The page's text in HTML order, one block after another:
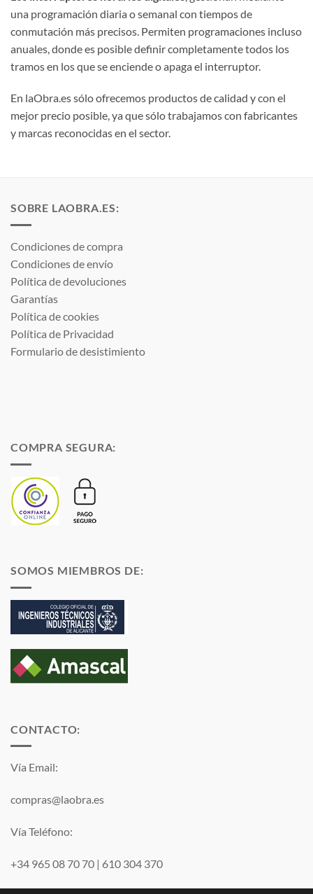
una programación diaria o semanal con tiempos de
conmutación más precisos. Permiten programaciones incluso
anuales, donde es posible definir completamente todos los
tramos en los que se enciende o apaga el interruptor.
En laObra.es sólo ofrecemos productos de calidad y con el
mejor precio posible, ya que sólo trabajamos con fabricantes
y marcas reconocidas en el sector.
SOBRE LAOBRA.ES:
Condiciones de compra
Condiciones de envío
Política de devoluciones
Garantías
Política de cookies
Política de Privacidad
Formulario de desistimiento
COMPRA SEGURA:
SOMOS MIEMBROS DE:
CONTACTO:
Vía Email:
compras@laobra.es
Vía Teléfono:
+34 965 08 70 70 | 610 304 370